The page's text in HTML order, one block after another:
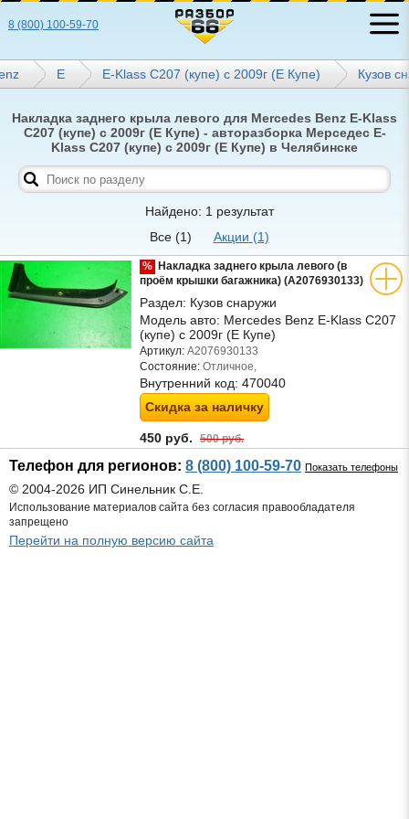
8 (800) 100-59-70
E E-Klass C207 (купе) с 2009г (Е Купе) Кузов
Накладка заднего крыла левого для Mercedes Benz E-Klass
C207 (купе) с 2009г (Е Купе) - авторазборка Мерседес E-
Klass C207 (купе) с 2009г (Е Купе) в Челябинске
Найдено: 1 результат
Все (1) Акции (1)
% Накладка заднего крыла левого (в
проём крышки багажника) (A2076930133)
Раздел: Кузов снаружи
Модель авто: Mercedes Benz E-Klass C207
(купе) с 2009г (Е Купе)
Артикул: A2076930133
Состояние: Отличное,
Внутренний код: 470040
Скидка за наличку
450 руб. 500 руб.
Телефон для регионов: 8 (800) 100-59-70 Показать телефоны
© 2004-2026 ИП Синельник С.Е.
Использование материалов сайта без согласия правообладателя
запрещено
Перейти на полную версию сайта